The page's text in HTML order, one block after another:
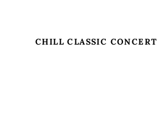
CHILL CLASSIC CONCERT